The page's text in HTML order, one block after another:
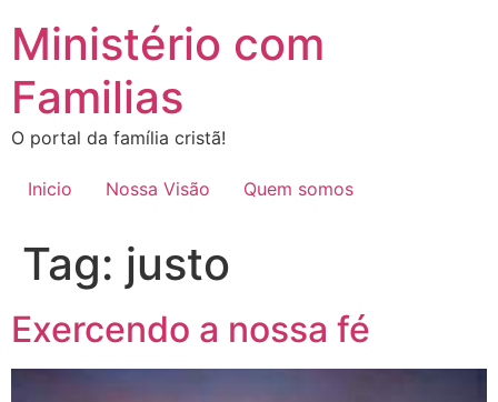
para
conteúdo
Ministério com
Familias
O portal da família cristã!
Inicio Nossa Visão Quem somos
Tag: justo
Exercendo a nossa fé